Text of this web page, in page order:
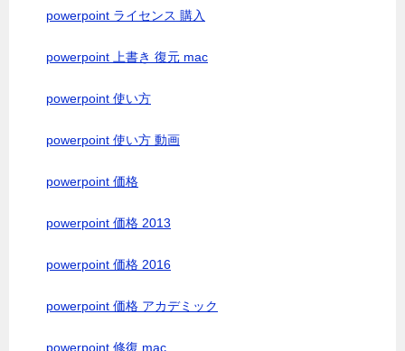
powerpoint ライセンス 購入
powerpoint 上書き 復元 mac
powerpoint 使い方
powerpoint 使い方 動画
powerpoint 価格
powerpoint 価格 2013
powerpoint 価格 2016
powerpoint 価格 アカデミック
powerpoint 修復 mac